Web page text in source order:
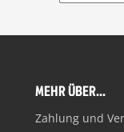
MEHR ÜBER...
Zahlung und